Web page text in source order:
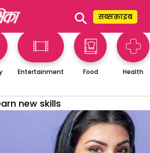
⚲ सब्सक्राइब
Entertainment Food Health
new skills